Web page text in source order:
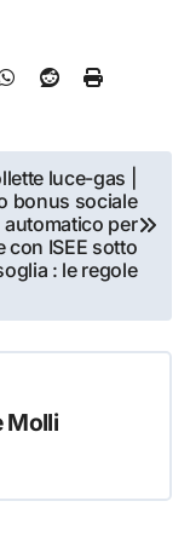
luce-gas |
bonus sociale
automatico per
con ISEE sotto
: le regole
Molli